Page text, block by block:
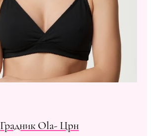
Градник Ola- Црн